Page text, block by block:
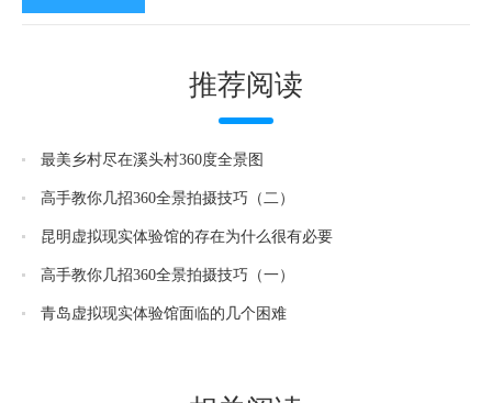
推荐阅读
最美乡村尽在溪头村360度全景图
高手教你几招360全景拍摄技巧（二）
昆明虚拟现实体验馆的存在为什么很有必要
高手教你几招360全景拍摄技巧（一）
青岛虚拟现实体验馆面临的几个困难